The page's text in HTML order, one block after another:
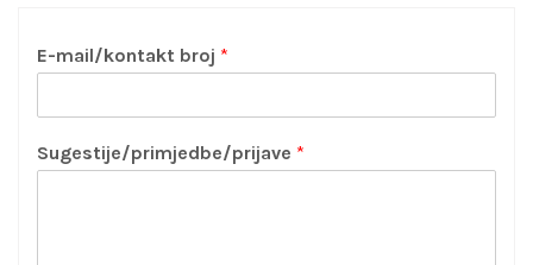
E-mail/kontakt broj *
Sugestije/primjedbe/prijave *